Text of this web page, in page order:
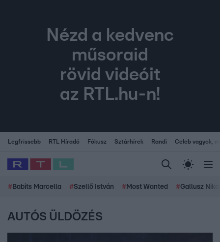
Nézd a kedvenc
műsoraid
rövid videóit
az RTL.hu-n!
Legfrissebb RTL Híradó Fókusz Sztárhírek Randi Celeb vagyok,
# Babits Marcella #Szellő István # Most Wanted #Gallusz
AUTÓS ÜLDÖZÉS